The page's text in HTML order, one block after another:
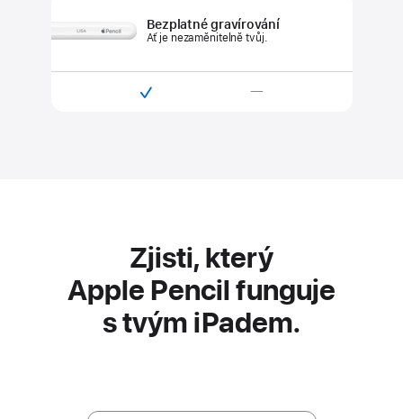
(USB‑C)
Bezplatné gravírování
Ať je nezaměnitelně tvůj.
Kompatibilní
 —
Zjisti, který
Apple Pencil funguje
s tvým iPadem.